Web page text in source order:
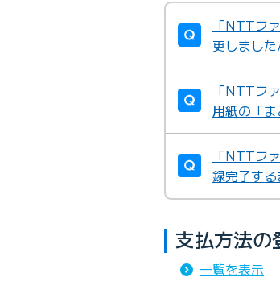
「NTTフ
更しまし
「NTTフ
用紙の「
「NTTフ
録完了す
支払方法の
一覧を表示